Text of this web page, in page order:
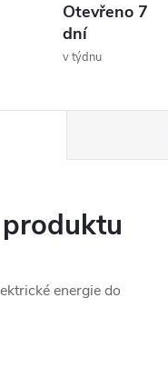
Otevřeno 7
dní
v týdnu
energie do